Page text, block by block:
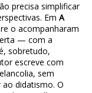
precisa simplificar
Em A
o acompanharam
— com a
sobretudo,
escreve com
sem
didatismo. O